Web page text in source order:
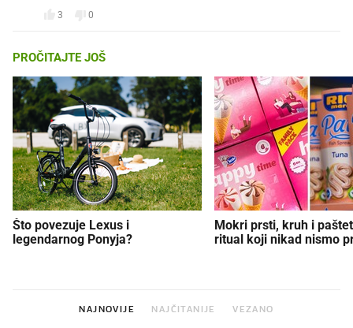
3 0
PROČITAJTE JOŠ
Što povezuje Lexus i
legendarnog Ponyja?
Mokri prsti, kruh i
ritual koji nikad nismo
NAJNOVIJE NAJČITANIJE VEZANO